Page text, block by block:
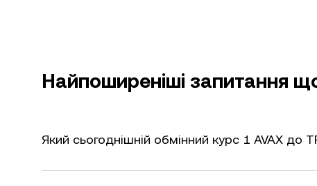
Найпоширеніші запитання
Який сьогоднішній обмінний курс 1 AVAX до